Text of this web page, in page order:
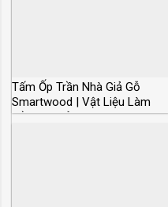
Tấm Ốp Trần Nhà Giả Gỗ
Smartwood | Vật Liệu Làm
Trần Giá Rẻ